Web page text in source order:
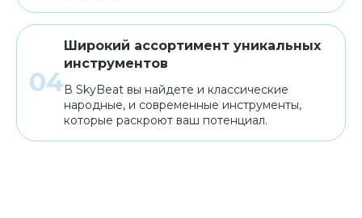
Широкий ассортимент уникальных
инструментов
В SkyBeat вы найдете и классические
народные, и современные инструменты,
которые раскроют ваш потенциал.